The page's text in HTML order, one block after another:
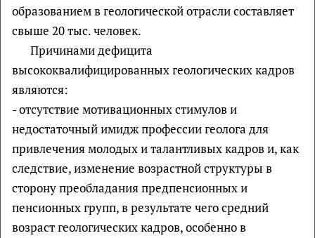
образованием в геологической отрасли составляет
свыше 20 тыс. человек.
Причинами дефицита
высококвалифицированных геологических кадров
являются:
- отсутствие мотивационных стимулов и
недостаточный имидж профессии геолога для
привлечения молодых и талантливых кадров и, как
следствие, изменение возрастной структуры в
сторону преобладания предпенсионных и
пенсионных групп, в результате чего средний
возраст геологических кадров, особенно в